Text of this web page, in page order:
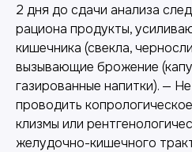
2 дня до сдачи анализа
рациона продукты,
кишечника (свекла,
вызывающие брожение
газированные напитки). —
проводить
клизмы или
желудочно-кишечного